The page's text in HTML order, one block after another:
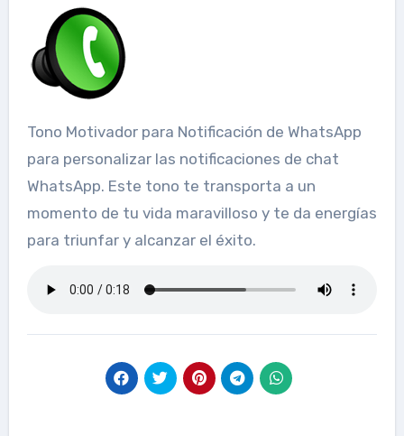
Tono Motivador para Notificación de WhatsApp
para personalizar las notificaciones de chat
WhatsApp. Este tono te transporta a un
momento de tu vida maravilloso y te da energías
para triunfar y alcanzar el éxito.